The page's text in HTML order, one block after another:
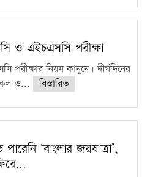
ও এইচএসসি পরীক্ষা
নিয়ম কানুনে। দীর্ঘদিনের
ও...
বিস্তারিত
‘বাংলার জয়যাত্রা’,